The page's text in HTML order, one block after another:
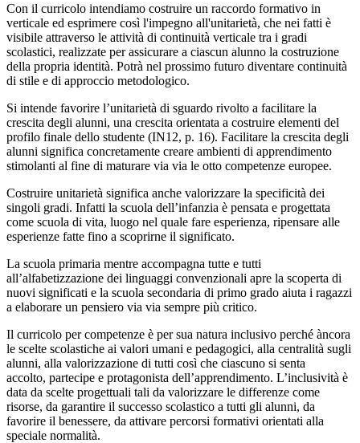
Con il curricolo intendiamo costruire un raccordo formativo in
verticale ed esprimere così l'impegno all'unitarietà, che nei fatti è
visibile attraverso le attività di continuità verticale tra i gradi
scolastici, realizzate per assicurare a ciascun alunno la costruzione
della propria identità. Potrà nel prossimo futuro diventare continuità
di stile e di approccio metodologico.
Si intende favorire l’unitarietà di sguardo rivolto a facilitare la
crescita degli alunni, una crescita orientata a costruire elementi del
profilo finale dello studente (IN12, p. 16). Facilitare la crescita degli
alunni significa concretamente creare ambienti di apprendimento
stimolanti al fine di maturare via via le otto competenze europee.
Costruire unitarietà significa anche valorizzare la specificità dei
singoli gradi. Infatti la scuola dell’infanzia è pensata e progettata
come scuola di vita, luogo nel quale fare esperienza, ripensare alle
esperienze fatte fino a scoprirne il significato.
La scuola primaria mentre accompagna tutte e tutti
all’alfabetizzazione dei linguaggi convenzionali apre la scoperta di
nuovi significati e la scuola secondaria di primo grado aiuta i ragazzi
a elaborare un pensiero via via sempre più critico.
Il curricolo per competenze è per sua natura inclusivo perché àncora
le scelte scolastiche ai valori umani e pedagogici, alla centralità sugli
alunni, alla valorizzazione di tutti così che ciascuno si senta
accolto, partecipe e protagonista dell’apprendimento. L’inclusività è
data da scelte progettuali tali da valorizzare le differenze come
risorse, da garantire il successo scolastico a tutti gli alunni, da
favorire il benessere, da attivare percorsi formativi orientati alla
speciale normalità.